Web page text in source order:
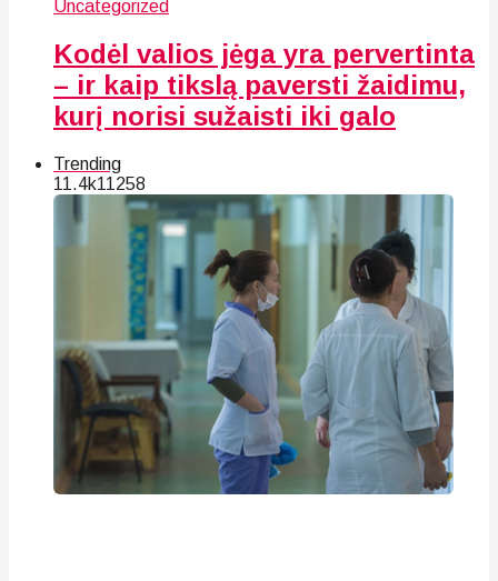
Uncategorized
Kodėl valios jėga yra pervertinta
– ir kaip tikslą paversti žaidimu,
kurį norisi sužaisti iki galo
Trending
11.4k11258